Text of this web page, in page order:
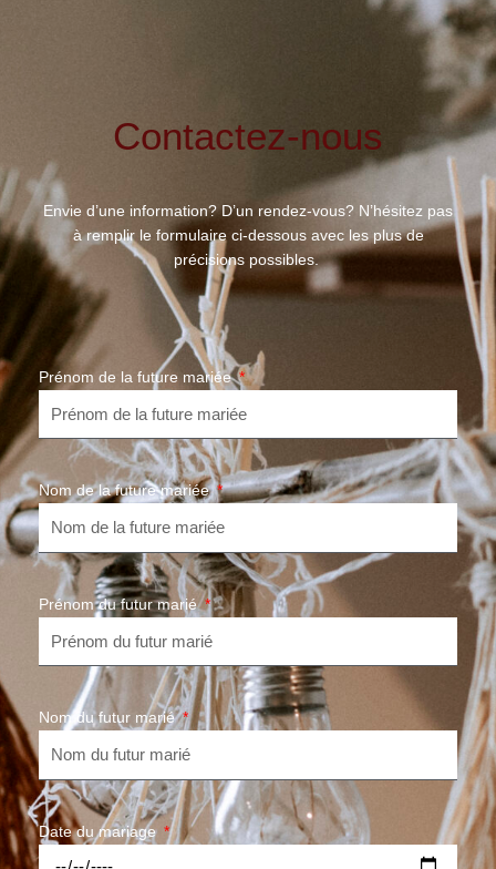
Contactez-nous
Envie d’une information? D’un rendez-vous? N’hésitez pas
à remplir le formulaire ci-dessous avec les plus de
précisions possibles.
Prénom de la future mariée
Nom de la future mariée
Prénom du futur marié
Nom du futur marié
Date du mariage